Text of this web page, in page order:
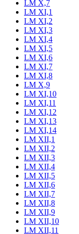
LM X,7
LM XI,1
LM XI,2
LM XI,3
LM XI,4
LM XI,5
LM XI,6
LM XI,7
LM XI,8
LM X,9
LM XI,10
LM XI,11
LM XI,12
LM XI,13
LM XI,14
LM XII,1
LM XII,2
LM XII,3
LM XII,4
LM XII,5
LM XII,6
LM XII,7
LM XII,8
LM XII,9
LM XII,10
LM XII,11